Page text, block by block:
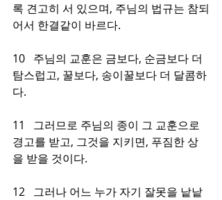
록 견고히 서 있으며, 주님의 법규는 참되
어서 한결같이 바르다.
10   주님의 교훈은 금보다, 순금보다 더
탐스럽고, 꿀보다, 송이꿀보다 더 달콤하
다.
11   그러므로 주님의 종이 그 교훈으로
경고를 받고, 그것을 지키면, 푸짐한 상
을 받을 것이다.
12   그러나 어느 누가 자기 잘못을 낱낱